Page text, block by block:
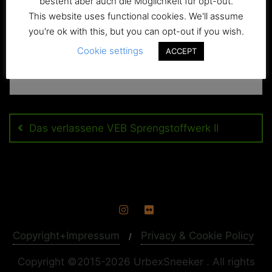
Das verlassene VEB Sprengstoffwerk II
Copyright+Impressum Privacy & Cookie Policy
Copyright ©2015-2026 UrbexSneeker . All rights
This website uses functional cookies. We'll assume
you're ok with this, but you can opt-out if you wish.
Cookie settings
ACCEPT